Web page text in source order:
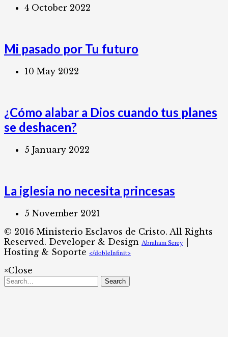
4 October 2022
Mi pasado por Tu futuro
10 May 2022
¿Cómo alabar a Dios cuando tus planes
se deshacen?
5 January 2022
La iglesia no necesita princesas
5 November 2021
© 2016 Ministerio Esclavos de Cristo. All Rights
Reserved. Developer & Design Abraham Serey
Hosting & Soporte </dobleInfinit>​
×Close
Search